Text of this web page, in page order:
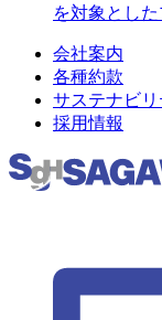
を対象とし
会社案内
各種約款
サステナビリ
採用情報